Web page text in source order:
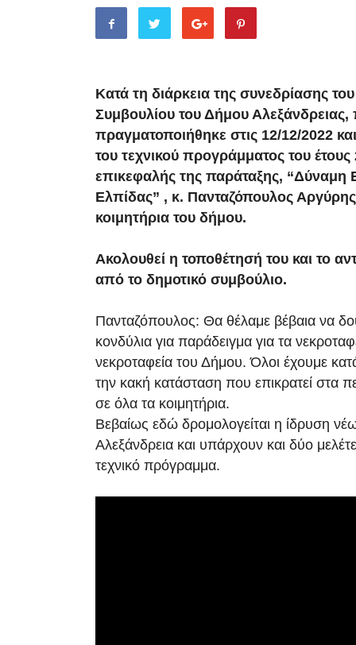
Κατά τη διάρκεια της συνεδρίασης
Συμβουλίου του Δήμου Αλεξάνδρειας,
πραγματοποιήθηκε στις 12/12/2022
του τεχνικού προγράμματος του έτους
επικεφαλής της παράταξης, “Δύναμη
Ελπίδας” , κ. Πανταζόπουλος
κοιμητήρια του δήμου.
Ακολουθεί η τοποθέτησή του και το
από το δημοτικό συμβούλιο.
Πανταζόπουλος: Θα θέλαμε βέβαια να
κονδύλια για παράδειγμα για τα
νεκροταφεία του Δήμου. Όλοι έχουμε
την κακή κατάσταση που επικρατεί στα
σε όλα τα κοιμητήρια.
Βεβαίως εδώ δρομολογείται η ίδρυση
Αλεξάνδρεια και υπάρχουν και δύο
τεχνικό πρόγραμμα.